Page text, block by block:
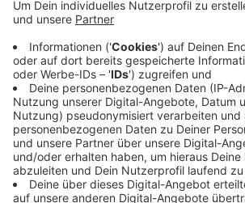
konnten sich selbst in Sicherheit
übrigen wurden durch die
Zwei Menschen wurden ins
Zwei Wohnungen wurden durch
beschädigt und sind aktuell nicht
Brandursache ermittelt jetzt die
Polizei.
Veröffentlicht:Montag, 23.03.2026 06:20
Anzeige